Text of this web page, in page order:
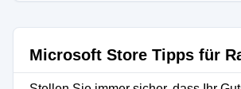
Microsoft Store Tipps für